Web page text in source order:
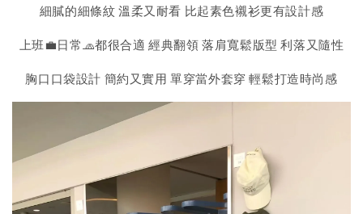
細膩的細條紋 溫柔又耐看 比起素色襯衫更有設計感
上班💼日常🧢都很合適 經典翻領 落肩寬鬆版型 利落又隨性
胸口口袋設計 簡約又實用 單穿當外套穿 輕鬆打造時尚感